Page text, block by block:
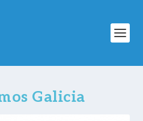
Galicia